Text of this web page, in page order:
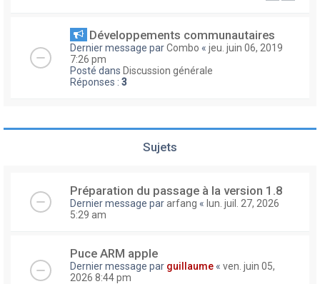
Développements communautaires
Dernier message parCombo « jeu. juin 06, 2019
7:26 pm
Posté dans Discussion générale
Réponses : 3
Sujets
Préparation du passage à la version 1.8
Dernier message pararfang « lun. juil. 27, 2026
5:29 am
Puce ARM apple
Dernier message par guillaume « ven. juin 05,
2026 8:44 pm